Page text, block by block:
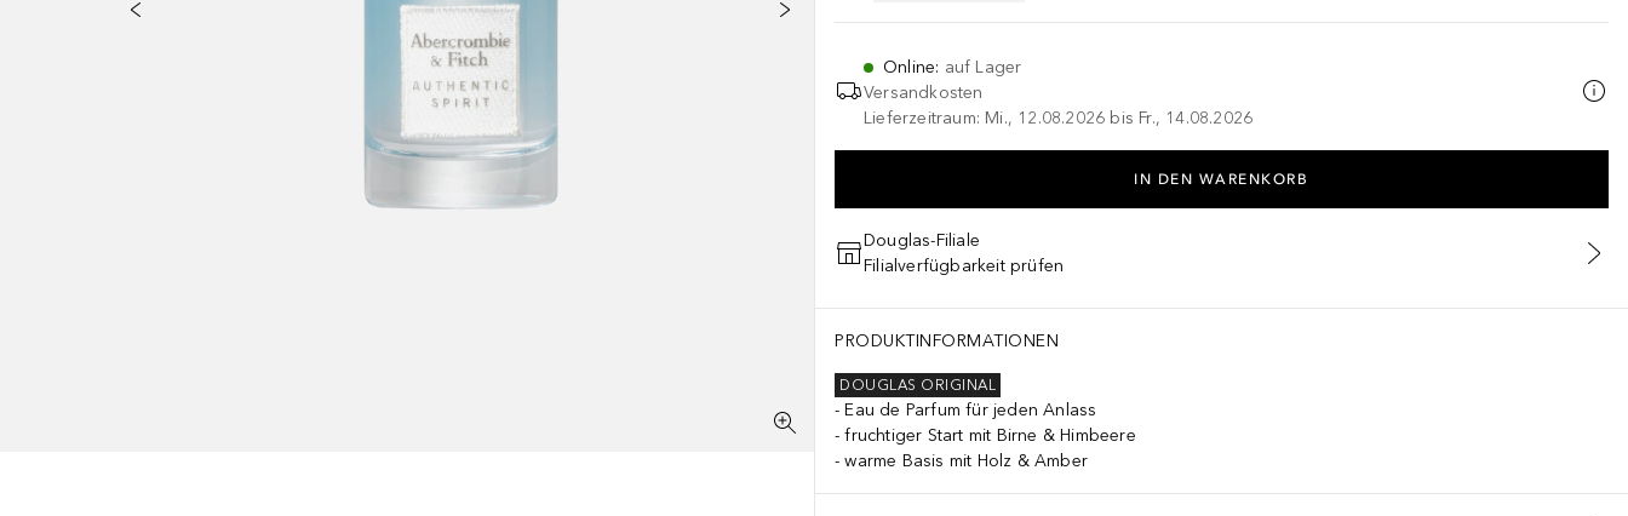
Online: auf Lager
Versandkosten
Lieferzeitraum: Mi., 12.08.2026 bis Fr., 14.08.2026
IN DEN WARENKORB
Douglas-Filiale
Filialverfügbarkeit prüfen
PRODUKTINFORMATIONEN
DOUGLAS ORIGINAL
Eau de Parfum für jeden Anlass
fruchtiger Start mit Birne & Himbeere
warme Basis mit Holz & Amber